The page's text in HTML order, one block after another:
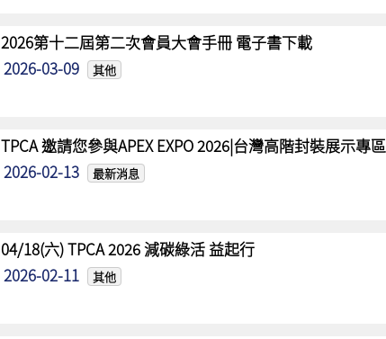
2026第十二屆第二次會員大會手冊 電子書下載
2026-03-09
其他
TPCA 邀請您參與APEX EXPO 2026|台灣高階封裝展示專區
2026-02-13
最新消息
04/18(六) TPCA 2026 減碳綠活 益起行
2026-02-11
其他